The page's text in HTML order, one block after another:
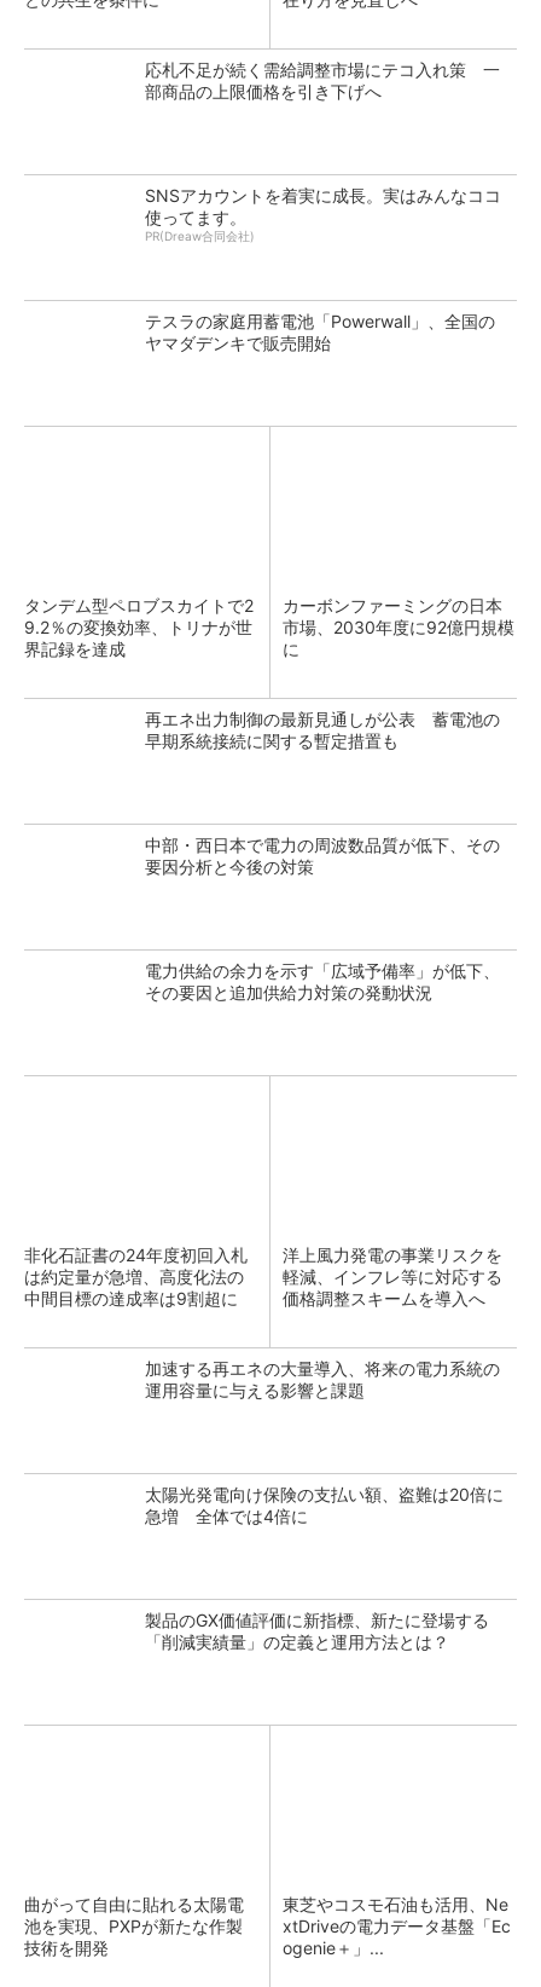
応札不足が続く需給調整市場にテコ入れ策 一
部商品の上限価格を引き下げへ
SNSアカウントを着実に成長。実はみんなココ
使ってます。
PR(Dreaw合同会社)
テスラの家庭用蓄電池「Powerwall」、全国の
ヤマダデンキで販売開始
タンデム型ペロブスカイトで2
9.2％の変換効率、トリナが世
界記録を達成
カーボンファーミングの日本
市場、2030年度に92億円規模
に
再エネ出力制御の最新見通しが公表 蓄電池の
早期系統接続に関する暫定措置も
中部・西日本で電力の周波数品質が低下、その
要因分析と今後の対策
電力供給の余力を示す「広域予備率」が低下、
その要因と追加供給力対策の発動状況
非化石証書の24年度初回入札
は約定量が急増、高度化法の
中間目標の達成率は9割超に
洋上風力発電の事業リスクを
軽減、インフレ等に対応する
価格調整スキームを導入へ
加速する再エネの大量導入、将来の電力系統の
運用容量に与える影響と課題
太陽光発電向け保険の支払い額、盗難は20倍に
急増 全体では4倍に
製品のGX価値評価に新指標、新たに登場する
「削減実績量」の定義と運用方法とは？
曲がって自由に貼れる太陽電
池を実現、PXPが新たな作製
技術を開発
東芝やコスモ石油も活用、Ne
xtDriveの電力データ基盤「Ec
ogenie＋」...